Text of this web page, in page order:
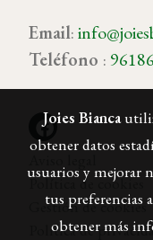
Email:
Teléfono :
Política de cookies
Gestión de cookies
Política de
Joies Bianca
obtener datos
usuarios y mejorar
tus preferencias
obtener más